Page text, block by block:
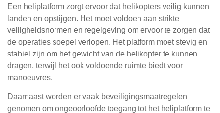
Een heliplatform zorgt ervoor dat helikopters veilig kunnen
landen en opstijgen. Het moet voldoen aan strikte
veiligheidsnormen en regelgeving om ervoor te zorgen dat
de operaties soepel verlopen. Het platform moet stevig en
stabiel zijn om het gewicht van de helikopter te kunnen
dragen, terwijl het ook voldoende ruimte biedt voor
manoeuvres.
Daarnaast worden er vaak beveiligingsmaatregelen
genomen om ongeoorloofde toegang tot het heliplatform te